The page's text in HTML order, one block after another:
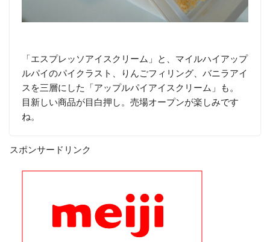
「エスプレッソアイスクリーム」と、マイルハイアップ
ルパイのパイクラスト、りんごフィリング、バニラアイ
スを三層にした「アップルパイアイスクリーム」も。
目新しい商品が目白押し。売場オープンが楽しみです
ね。
スポンサードリンク